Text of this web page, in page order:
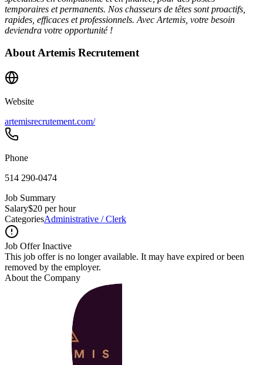
temporaires et permanents. Nos chasseurs de têtes sont proactifs,
rapides, efficaces et professionnels. Avec Artemis, votre besoin
deviendra votre opportunité !
AboutArtemis Recrutement
Website
artemisrecrutement.com/
Phone
514 290-0474
Job Summary
Salary$20 per hour
CategoriesAdministrative / Clerk
Job Offer Inactive
This job offer is no longer available. It may have expired or been
removed by the employer.
About the Company